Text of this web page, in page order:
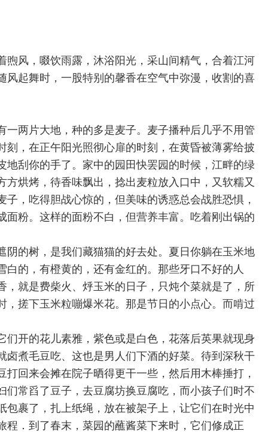
风，啜饮雨露，沐浴阳光，采山间精气，合着江河
起舞时，一股特别的馨香在空气中弥漫，收割的喜
两片大地，种的多是麦子。麦子播种后几乎不用管
，在正午阳光照彻心扉的时刻，在黄昏被薄雾给披
刮你的手了。家中的园田快罢园的时候，江畔的绿
烘烤，待香味飘出，捻出麦粒放入口中，又软糯又
，吃得胆战心惊的，但美味的诱惑总会战胜恐惧，
粉。这样的面粉不白，但营养丰富。吃着刚出锅的
的树，是我们藏猫猫的好去处。夏日你躺在玉米地
的，有橙黄的，还有金红的。那些牙口不好的人
就是费柴火、烀玉米的日子，只炖个菜就是了，所
搓下玉米粒嘣爆米花。那是节日的小点心。而啃过
开的花儿素雅，紫色或是白色，花落后英果就现身
煮毛豆吃、这也是男人们下酒的好菜。待到深秋干
回来会摊在院子晒得更干一些，然后用木棒捶打，
常舀了豆子，去豆腐坊换豆腐吃，而小孩子们时不
裹了，扎上纸绳，放在被架子上，让它们在时光中
．到了春末，菜园的蘸酱菜下来时，它们修成正